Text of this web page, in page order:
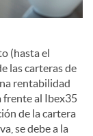
(hasta el
las carteras de
rentabilidad
frente al Ibex35
de la cartera
se debe a la